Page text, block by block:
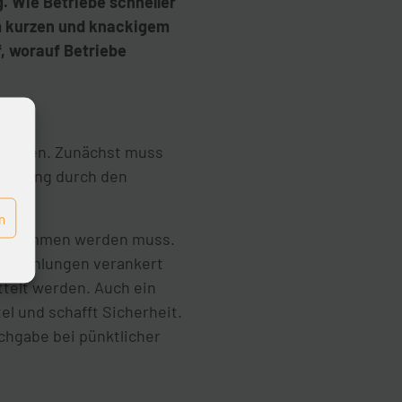
kurzen und knackigem
worauf Betriebe
Zunächst muss
durch den
werden muss.
Zahlungen verankert
werden. Auch ein
und schafft Sicherheit.
bei pünktlicher